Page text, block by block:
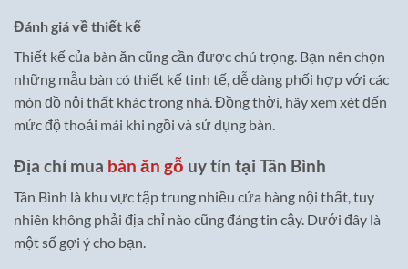
Đánh giá về thiết kế
Thiết kế của bàn ăn cũng cần được chú trọng. Bạn nên chọn
những mẫu bàn có thiết kế tinh tế, dễ dàng phối hợp với các
món đồ nội thất khác trong nhà. Đồng thời, hãy xem xét đến
mức độ thoải mái khi ngồi và sử dụng bàn.
Địa chỉ mua bàn ăn gỗ uy tín tại Tân Bình
Tân Bình là khu vực tập trung nhiều cửa hàng nội thất, tuy
nhiên không phải địa chỉ nào cũng đáng tin cậy. Dưới đây là
một số gợi ý cho bạn.